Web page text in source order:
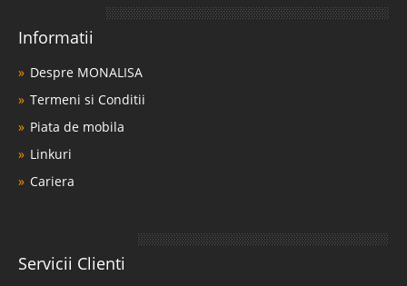
Informatii
Despre MONALISA
Termeni si Conditii
Piata de mobila
Linkuri
Cariera
Servicii Clienti